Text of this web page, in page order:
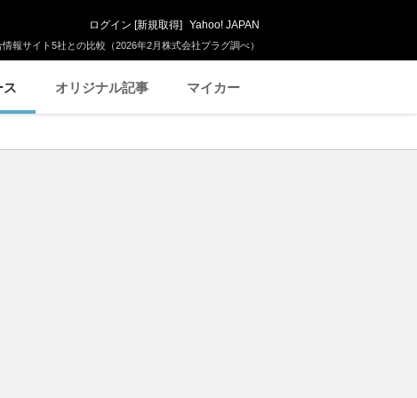
報サイト5社との比較（2026年2月株式会社プラグ調べ）
ログイン [新規取得] Yahoo! JAPAN
ス オリジナル記事 マイカー